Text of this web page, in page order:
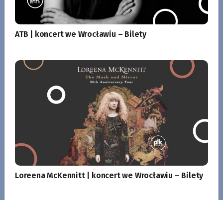
ATB | koncert we Wrocławiu – Bilety
Loreena McKennitt | koncert we Wrocławiu – Bilety